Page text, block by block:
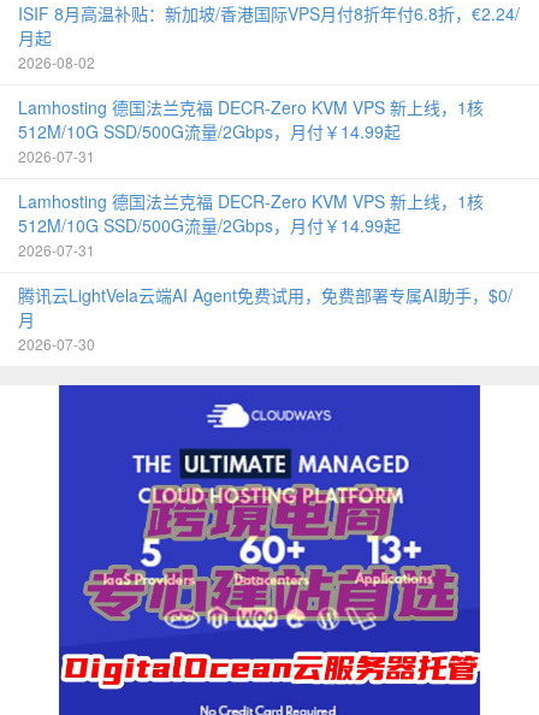
ISIF 8月高温补贴：新加坡/香港国际VPS月付8折年付6.8折，€2.24/
月起
2026-08-02
Lamhosting 德国法兰克福 DECR-Zero KVM VPS 新上线，1核
512M/10G SSD/500G流量/2Gbps，月付￥14.99起
2026-07-31
Lamhosting 德国法兰克福 DECR-Zero KVM VPS 新上线，1核
512M/10G SSD/500G流量/2Gbps，月付￥14.99起
2026-07-31
腾讯云LightVela云端AI Agent免费试用，免费部署专属AI助手，$0/
月
2026-07-30